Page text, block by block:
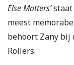
Else Matters’staat
meest
behoort Zany bij
Rollers.